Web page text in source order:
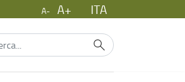
A- A+
ITA
ITA